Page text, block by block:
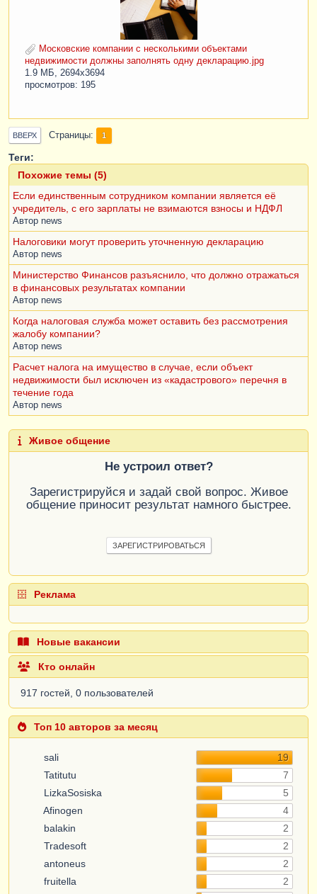
Московские компании с несколькими объектами
недвижимости должны заполнять одну декларацию.jpg
1.9 МБ, 2694x3694
просмотров: 195
ВВЕРХ Страницы 1
Теги:
Похожие темы (5)
Если единственным сотрудником компании является её
учредитель, с его зарплаты не взимаются взносы и НДФЛ
Автор news
Налоговики могут проверить уточненную декларацию
Автор news
Министерство Финансов разъяснило, что должно отражаться
в финансовых результатах компании
Автор news
Когда налоговая служба может оставить без рассмотрения
жалобу компании?
Автор news
Расчет налога на имущество в случае, если объект
недвижимости был исключен из «кадастрового» перечня в
течение года
Автор news
Живое общение
Не устроил ответ?
Зарегистрируйся и задай свой вопрос. Живое
общение приносит результат намного быстрее.
ЗАРЕГИСТРИРОВАТЬСЯ
Реклама
Новые вакансии
Кто онлайн
917 гостей, 0 пользователей
Топ 10 авторов за месяц
sali
19
Tatitutu
7
LizkaSosiska
5
Afinogen
4
balakin
2
Tradesoft
2
antoneus
2
fruitella
2